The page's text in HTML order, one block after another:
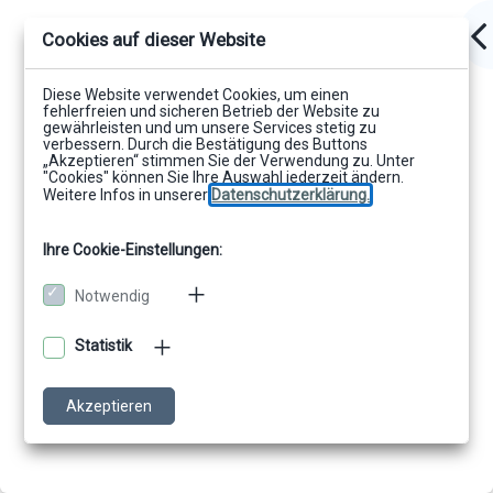
Cookies auf dieser Website
Diese Website verwendet Cookies, um einen
fehlerfreien und sicheren Betrieb der Website zu
gewährleisten und um unsere Services stetig zu
verbessern. Durch die Bestätigung des Buttons
„Akzeptieren“ stimmen Sie der Verwendung zu. Unter
"Cookies" können Sie Ihre Auswahl jederzeit ändern.
Weitere Infos in unserer Datenschutzerklärung.
Ihre Cookie-Einstellungen:
Notwendig
Statistik
Akzeptieren